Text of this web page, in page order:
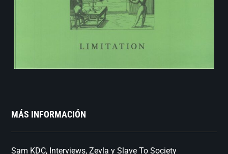
MÁS INFORMACIÓN
Sam KDC, Interviews, Zevla y Slave To Society